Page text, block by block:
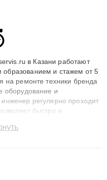
в Казани работают
и стажем от 5
на ремонте техники бренда
оборудование и
регулярно проходит
быстро и
Наши мастера решают